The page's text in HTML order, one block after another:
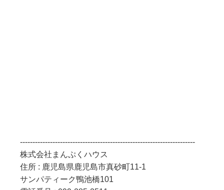
----------------------------------------------------------------------
株式会社まんぷくハウス
住所 : 鹿児島県鹿児島市真砂町11-1
サンパティーク鴨池橋101